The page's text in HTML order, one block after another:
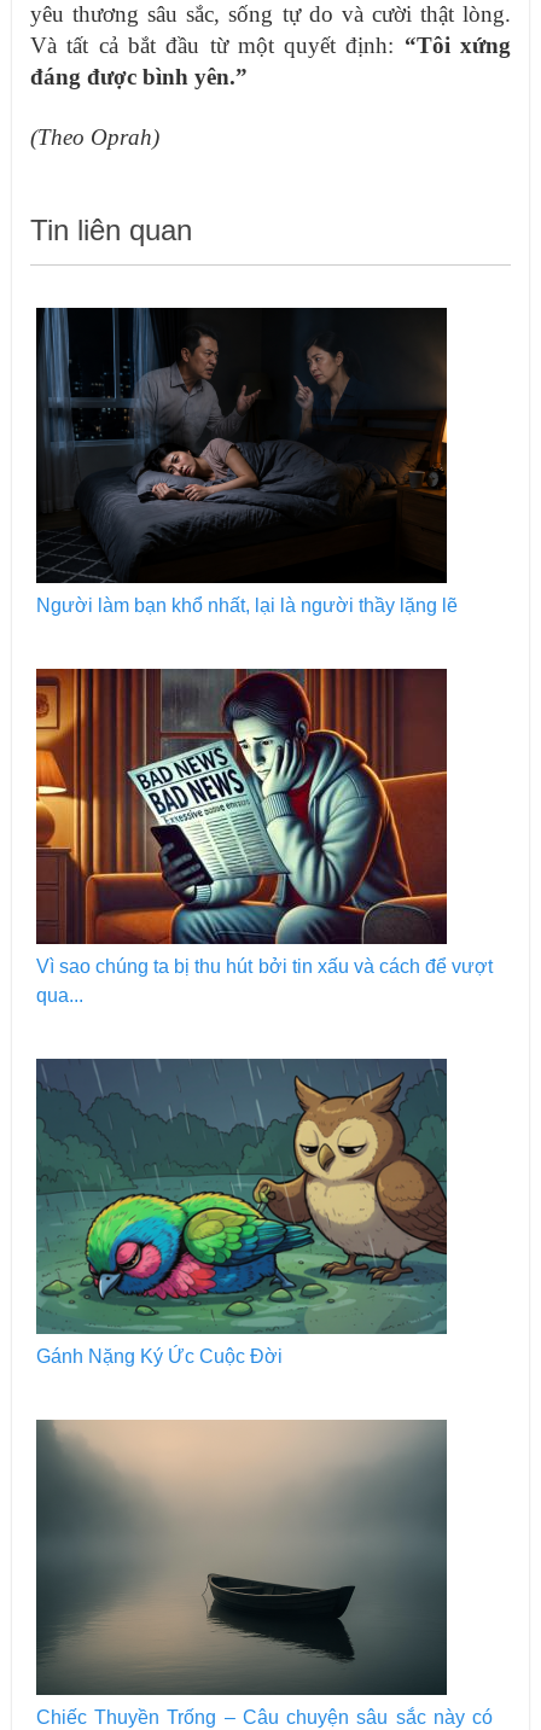
yêu thương sâu sắc, sống tự do và cười thật lòng.
Và tất cả bắt đầu từ một quyết định: “Tôi xứng
đáng được bình yên.”
(Theo Oprah)
Tin liên quan
Người làm bạn khổ nhất, lại là người thầy lặng lẽ
Vì sao chúng ta bị thu hút bởi tin xấu và cách để vượt
qua...
Gánh Nặng Ký Ức Cuộc Đời
Chiếc Thuyền Trống – Câu chuyện sâu sắc này có